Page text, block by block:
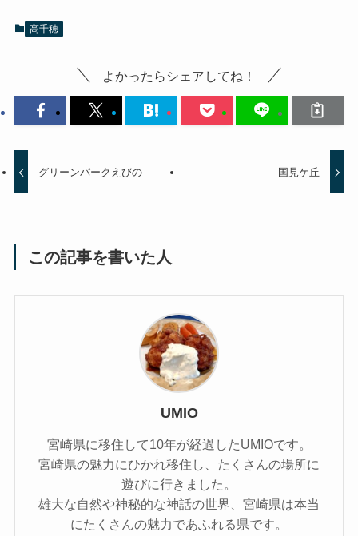
高千穂
よかったらシェアしてね！
グリーンパークえびの 国見ケ丘
この記事を書いた人
UMIO
宮崎県に移住して10年が経過したUMIOです。
宮崎県の魅力にひかれ移住し、たくさんの場所に
遊びに行きました。
雄大な自然や神秘的な神話の世界、宮崎県は本当
にたくさんの魅力であふれる県です。